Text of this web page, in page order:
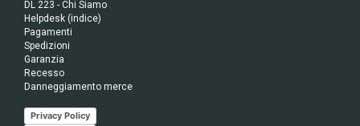
DL 223 - Chi Siamo
Helpdesk (indice)
Pagamenti
Spedizioni
Garanzia
Recesso
Danneggiamento merce
Privacy Policy